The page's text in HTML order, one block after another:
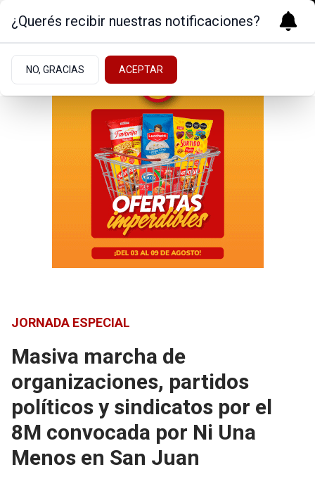
JORNADA ESPECIAL
Masiva marcha de
organizaciones, partidos
políticos y sindicatos por el
8M convocada por Ni Una
Menos en San Juan
¿Querés recibir nuestras notificaciones?
NO, GRACIAS ACEPTAR